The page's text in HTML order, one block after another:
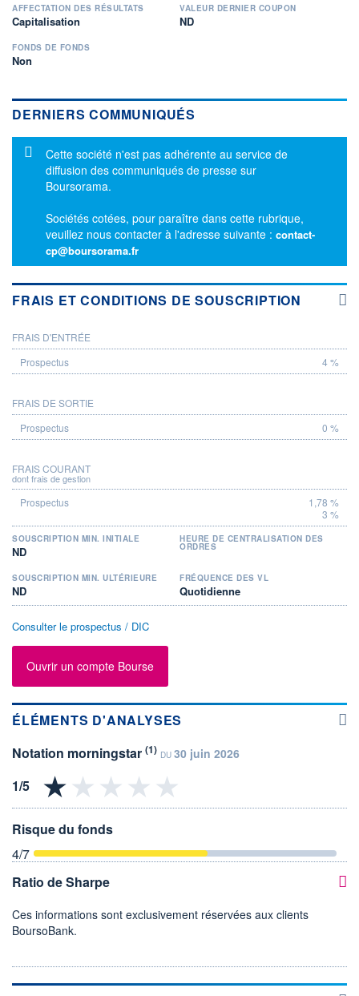
AFFECTATION DES RÉSULTATS
Capitalisation
VALEUR DERNIER COUPON
ND
FONDS DE FONDS
Non
DERNIERS COMMUNIQUÉS
Message d'information
Cette société n'est pas adhérente au service de
diffusion des communiqués de presse sur
Boursorama.
Sociétés cotées, pour paraître dans cette rubrique,
veuillez nous contacter à l'adresse suivante : contact-
cp@boursorama.fr
FRAIS ET CONDITIONS DE SOUSCRIPTION
PROSPECTUS
FRAIS D'ENTRÉE
4 %
FRAIS DE SORTIE
0 %
FRAIS COURANT
dont frais de gestion
1,78 %
3 %
SOUSCRIPTION MIN. INITIALE
ND
HEURE DE CENTRALISATION DES
ORDRES
SOUSCRIPTION MIN. ULTÉRIEURE
ND
FRÉQUENCE DES VL
Quotidienne
Consulter le prospectus / DIC
Ouvrir un compte Bourse
ÉLÉMENTS D'ANALYSES
Notation morningstar (1) DU 30 juin 2026
Risque du fonds
4/7
Ratio de Sharpe
Ces informations sont exclusivement réservées aux clients
BoursoBank.